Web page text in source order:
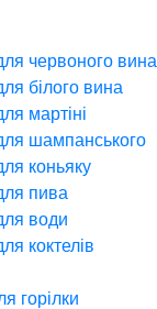
червоного вина
білого вина
мартіні
шампанського
коньяку
пива
води
коктелів
горілки